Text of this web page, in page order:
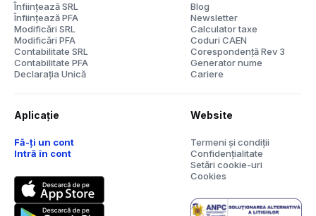
Înființează SRL
Înființează PFA
Modificări SRL
Modificări PFA
Contabilitate SRL
Contabilitate PFA
Declarația Unică
Blog
Newsletter
Calculator taxe
Coduri CAEN
Corespondență Rev 3
Generator nume
Cariere
Aplicație
Fă-ți un cont
Intră în cont
Website
Termeni și condiții
Confidențialitate
Setări cookie-uri
Cookies